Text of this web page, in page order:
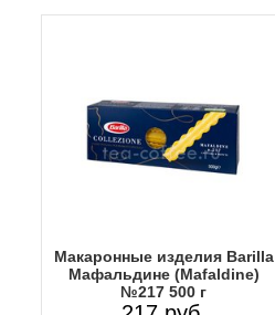
Макаронные изделия Barilla
Мафальдине (Mafaldine)
№217 500 г